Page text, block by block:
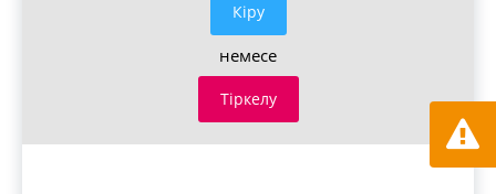
Кiру
немесе
Тіркелу